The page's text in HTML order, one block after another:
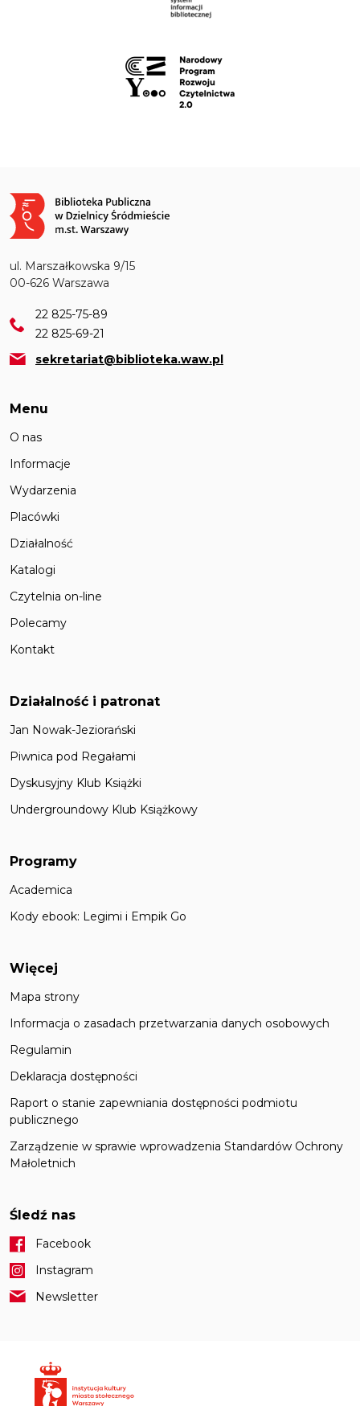
Obraz
ul. Marszałkowska 9/15
00-626 Warszawa
22 825-75-89
22 825-69-21
sekretariat@biblioteka.waw.pl
Menu
O nas
Informacje
Wydarzenia
Placówki
Działalność
Katalogi
Czytelnia on-line
Polecamy
Kontakt
Działalność i patronat
Jan Nowak-Jeziorański
Piwnica pod Regałami
Dyskusyjny Klub Książki
Undergroundowy Klub Książkowy
Programy
Academica
Kody ebook: Legimi i Empik Go
Więcej
Mapa strony
Informacja o zasadach przetwarzania danych osobowych
Regulamin
Deklaracja dostępności
Raport o stanie zapewniania dostępności podmiotu
publicznego
Zarządzenie w sprawie wprowadzenia Standardów Ochrony
Małoletnich
Śledź nas
Facebook
Instagram
Newsletter